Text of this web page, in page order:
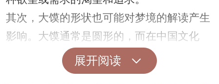
其次，大馍的形状也可能对梦境的解读产生
影响。大馍通常是圆形的，而在中国文化
中，圆形象征着完整和圆满。因此，梦见买
大馍也可能意味着你在追求某种圆满和完整
展开阅读